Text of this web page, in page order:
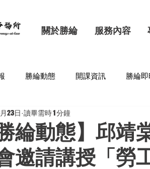
關於勝綸 服務內容
勝綸動態 開課資訊 勝綸
勝綸動態】邱
邀請講授「勞
23日 讀畢需時 1 分鐘